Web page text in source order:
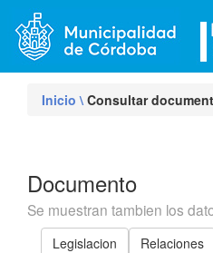
Inicio \ Consultar
Documento
Se muestran tambien los
Legislacion Relaciones